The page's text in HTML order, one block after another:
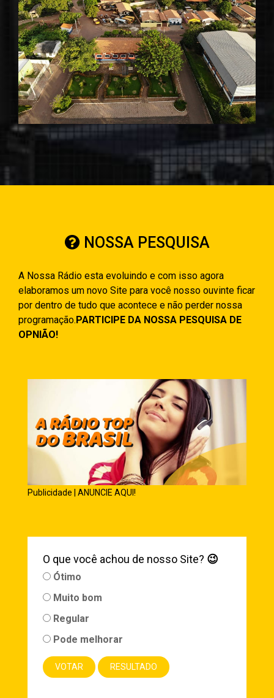
NOSSA PESQUISA
A Nossa Rádio esta evoluindo e com isso agora
elaboramos um novo Site para você nosso ouvinte ficar
por dentro de tudo que acontece e não perder nossa
programação.PARTICIPE DA NOSSA PESQUISA DE
OPNIÃO!
Publicidade | ANUNCIE AQUI!
O que você achou de nosso Site? 😉
Ótimo
Muito bom
Regular
Pode melhorar